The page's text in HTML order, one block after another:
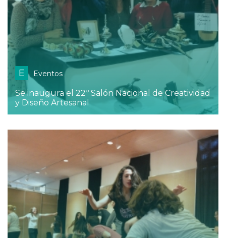
E Eventos
Se inaugura el 22º Salón Nacional de Creatividad
y Diseño Artesanal